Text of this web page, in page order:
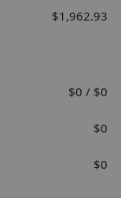
$1,962.93
$0 / $0
$0
$0